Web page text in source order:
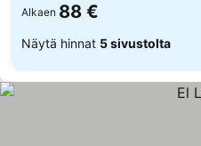
Alkaen 88 €
Näytä hinnat 5 sivustolta